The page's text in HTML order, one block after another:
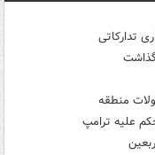
تدارکاتی
منطقه
علیه ترامپ